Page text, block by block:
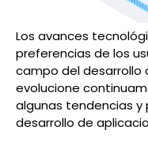
Los avances
preferencias de los
campo del desarrollo
evolucione
algunas tendencias
desarrollo de